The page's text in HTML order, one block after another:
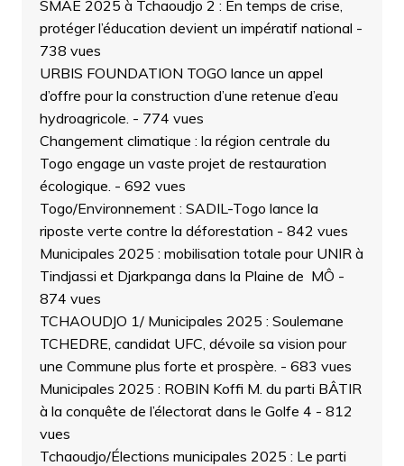
SMAE 2025 à Tchaoudjo 2 : En temps de crise,
protéger l’éducation devient un impératif national -
738 vues
URBIS FOUNDATION TOGO lance un appel
d’offre pour la construction d’une retenue d’eau
hydroagricole. - 774 vues
Changement climatique : la région centrale du
Togo engage un vaste projet de restauration
écologique. - 692 vues
Togo/Environnement : SADIL-Togo lance la
riposte verte contre la déforestation - 842 vues
Municipales 2025 : mobilisation totale pour UNIR à
Tindjassi et Djarkpanga dans la Plaine de MÔ -
874 vues
TCHAOUDJO 1/ Municipales 2025 : Soulemane
TCHEDRE, candidat UFC, dévoile sa vision pour
une Commune plus forte et prospère. - 683 vues
Municipales 2025 : ROBIN Koffi M. du parti BÂTIR
à la conquête de l’électorat dans le Golfe 4 - 812
vues
Tchaoudjo/Élections municipales 2025 : Le parti